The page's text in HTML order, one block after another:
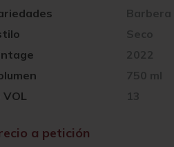
2022
750 ml
VOL 13
Barbera
Seco
a petición